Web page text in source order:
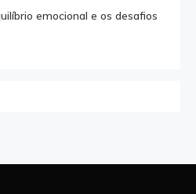
emocional e os desafios